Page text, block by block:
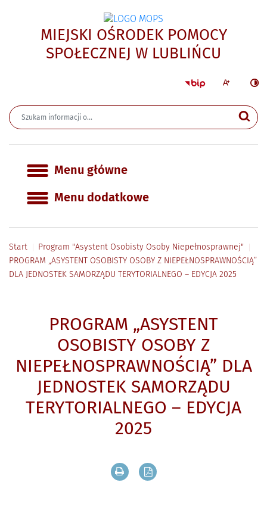
MIEJSKI OŚRODEK POMOCY
SPOŁECZNEJ W LUBLIŃCU
StronaWiększa
Wyszukiwarka
Menu główne
Menu główne
Menu dodatkowe
Start
Program "Asystent Osobisty Osoby Niepełnosprawnej"
PROGRAM „ASYSTENT OSOBISTY OSOBY Z NIEPEŁNOSPRAWNOŚCIĄ”
DLA JEDNOSTEK SAMORZĄDU TERYTORIALNEGO – EDYCJA 2025
PROGRAM „ASYSTENT
OSOBISTY OSOBY Z
NIEPEŁNOSPRAWNOŚCIĄ” DLA
JEDNOSTEK SAMORZĄDU
TERYTORIALNEGO – EDYCJA
2025
Drukuj zawartość bieżącej strony
Zapisz tekst bieżącej